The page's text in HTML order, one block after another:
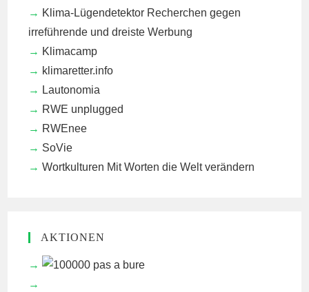
Klima-Lügendetektor Recherchen gegen
irreführende und dreiste Werbung
Klimacamp
klimaretter.info
Lautonomia
RWE unplugged
RWEnee
SoVie
Wortkulturen Mit Worten die Welt verändern
AKTIONEN